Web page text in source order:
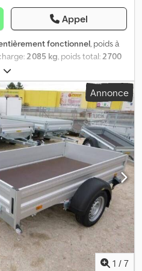
d’arrimage sont
est protégée contre
Appel
fonctionnel, poids à
2 085 kg, poids total:2 700
de l’espace de chargement:1 830
400 mm, Année de
la livraison : 1x Remorque plateau
27-40-18.2 Description : Le timon
en caoutchouc robuste
assurent de très
tenue de route à la
anneaux d’arrimage, votre
permettant une fixation
ressorts pratiques sous le
sans vibration. STEMA
de marque. Les
sans entretien. Ridelles,
protection anti-corrosion haut
tôle d’acier galvanisé
Annonce
1 / 7